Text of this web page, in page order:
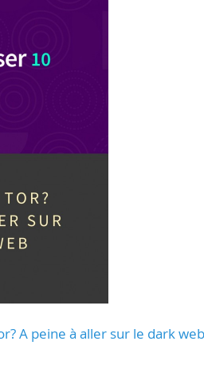
A peine à aller sur le dark web